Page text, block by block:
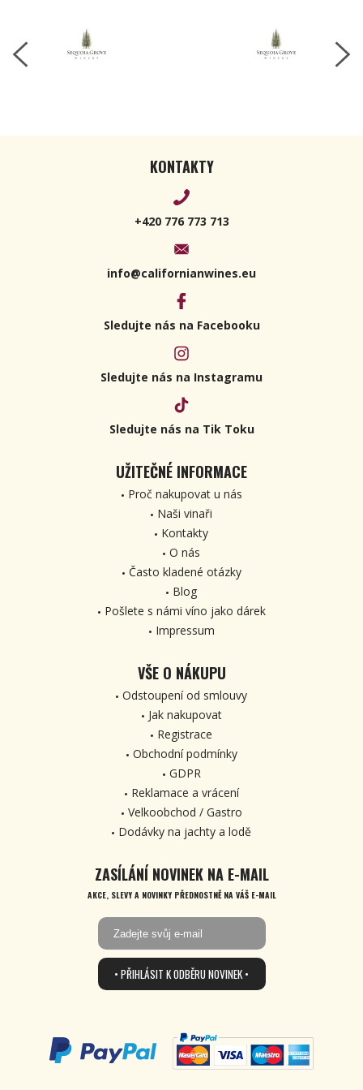
KONTAKTY
+420 776 773 713
info@californianwines.eu
Sledujte nás na Facebooku
Sledujte nás na Instagramu
Sledujte nás na Tik Toku
UŽITEČNÉ INFORMACE
Proč nakupovat u nás
Naši vinaři
Kontakty
O nás
Často kladené otázky
Blog
Pošlete s námi víno jako dárek
Impressum
VŠE O NÁKUPU
Odstoupení od smlouvy
Jak nakupovat
Registrace
Obchodní podmínky
GDPR
Reklamace a vrácení
Velkoobchod / Gastro
Dodávky na jachty a lodě
ZASÍLÁNÍ NOVINEK NA E-MAIL
AKCE, SLEVY A NOVINKY PŘEDNOSTNĚ NA VÁŠ E-MAIL
• PŘIHLÁSIT K ODBĚRU NOVINEK •